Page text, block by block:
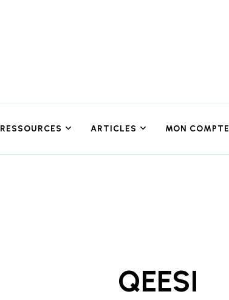
RESSOURCES ARTICLES MON COMPTE
QEESI